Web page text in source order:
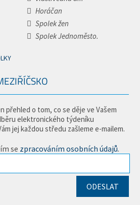
Horáčan
Spolek žen
Spolek Jednoměsto.
přehled o tom, co se děje ve Vašem
elektronického týdeníku
jej každou středu zašleme e-mailem.
se zpracováním osobních údajů.